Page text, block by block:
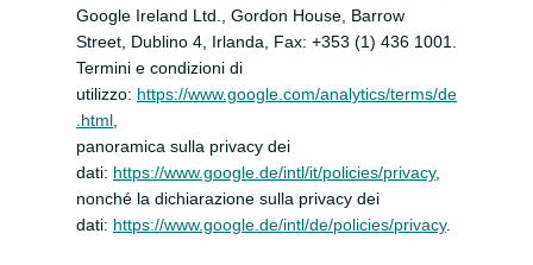
Google Ireland Ltd., Gordon House, Barrow
Street, Dublino 4, Irlanda, Fax: +353 (1) 436 1001.
Termini e condizioni di
utilizzo: https://www.google.com/analytics/terms/de
.html
panoramica sulla privacy dei
dati: https://www.google.de/intl/it/policies/privacy,
nonché la dichiarazione sulla privacy dei
dati: https://www.google.de/intl/de/policies/privacy.